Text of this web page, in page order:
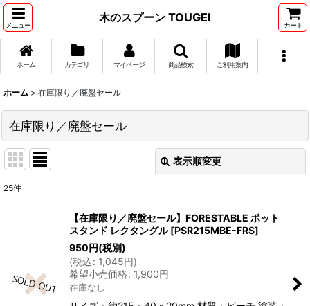
メニュー
木のスプーン TOUGEI
カート
ホーム カテゴリ マイページ 商品検索 ご利用案内
ホーム > 在庫限り／廃盤セール
在庫限り／廃盤セール
表示順変更
絞り込む
25件
【在庫限り／廃盤セール】FORESTABLE ポット
スタンド レクタングル [PSR215MBE-FRS]
950円(税別)
(税込: 1,045円)
希望小売価格: 1,900円
在庫なし